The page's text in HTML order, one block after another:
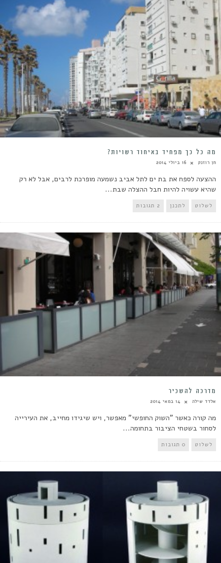
מה כל כך מפחיד באיחוד רשויות?
חן רוזנק 16 ביולי 2014
ההצעה לספח את בת ים לתל אביב נשמעה מופרכת לרבים, אבל לא רק
שהיא עשויה להיות חבל ההצלה שבת...
לשלוט לתכנן 2 תגובות
מדרכה להשכיר
אלדד שילה 14 במאי 2014
מה קורה כאשר "השוק החופשי" מאפשר, ויש שיגידו מחייב, את העירייה
לסחור בשטחי הציבור בתחומה...
לשלוט 0 תגובות